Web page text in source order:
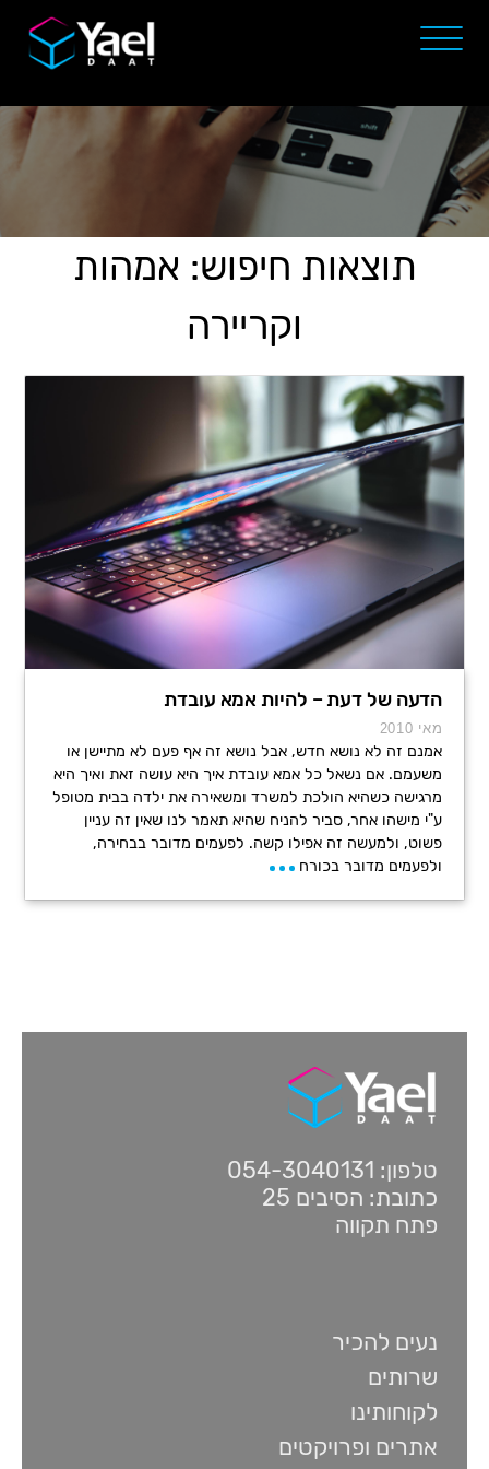
תוצאות חיפוש: אמהות
וקריירה
הדעה של דעת – להיות אמא עובדת
מאי 2010
אמנם זה לא נושא חדש, אבל נושא זה אף פעם לא מתיישן או
משעמם. אם נשאל כל אמא עובדת איך היא עושה זאת ואיך היא
מרגישה כשהיא הולכת למשרד ומשאירה את ילדה בבית מטופל
ע"י מישהו אחר, סביר להניח שהיא תאמר לנו שאין זה עניין
פשוט, ולמעשה זה אפילו קשה. לפעמים מדובר בבחירה,
ולפעמים מדובר בכורח
טלפון: 054-3040131
כתובת: הסיבים 25
פתח תקווה
נעים להכיר
שרותים
לקוחותינו
אתרים ופרויקטים